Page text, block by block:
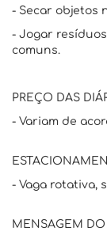
- Secar objetos
- Jogar
comuns.
PREÇO DAS
- Variam de
- Vaga rotativa,
MENSAGEM